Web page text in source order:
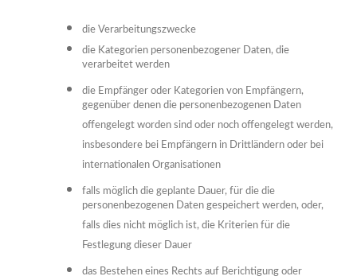
die Verarbeitungszwecke
die Kategorien personenbezogener Daten, die
verarbeitet werden
die Empfänger oder Kategorien von Empfängern,
gegenüber denen die personenbezogenen Daten
offengelegt worden sind oder noch offengelegt werden,
insbesondere bei Empfängern in Drittländern oder bei
internationalen Organisationen
falls möglich die geplante Dauer, für die die
personenbezogenen Daten gespeichert werden, oder,
falls dies nicht möglich ist, die Kriterien für die
Festlegung dieser Dauer
das Bestehen eines Rechts auf Berichtigung oder